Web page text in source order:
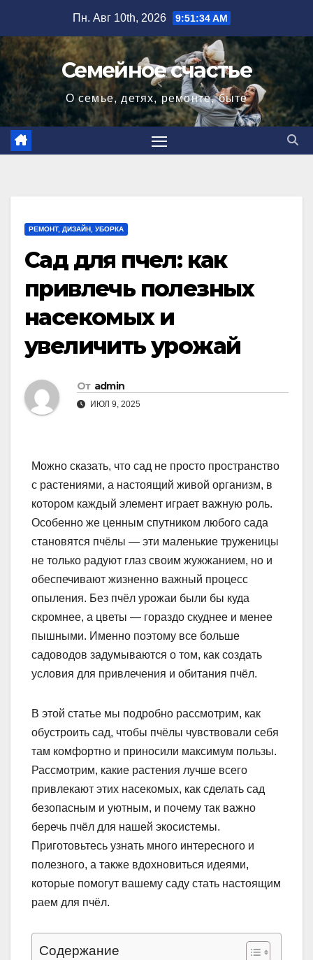
содержимому
Пн. Авг 10th, 2026 9:51:35 AM
Семейное счастье
О семье, детях, ремонте, быте
РЕМОНТ, ДИЗАЙН, УБОРКА
Сад для пчел: как
привлечь полезных
насекомых и
увеличить урожай
От admin
ИЮЛ 9, 2025
Можно сказать, что сад не просто пространство
с растениями, а настоящий живой организм, в
котором каждый элемент играет важную роль.
Особенно же ценным спутником любого сада
становятся пчёлы — эти маленькие труженицы
не только радуют глаз своим жужжанием, но и
обеспечивают жизненно важный процесс
опыления. Без пчёл урожаи были бы куда
скромнее, а цветы — гораздо скуднее и менее
пышными. Именно поэтому все больше
садоводов задумываются о том, как создать
условия для привлечения и обитания пчёл.
В этой статье мы подробно рассмотрим, как
обустроить сад, чтобы пчёлы чувствовали себя
там комфортно и приносили максимум пользы.
Рассмотрим, какие растения лучше всего
привлекают этих насекомых, как сделать сад
безопасным и уютным, и почему так важно
беречь пчёл для нашей экосистемы.
Приготовьтесь узнать много интересного и
полезного, а также вдохновиться идеями,
которые помогут вашему саду стать настоящим
раем для пчёл.
Содержание